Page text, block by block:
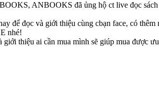
ANBOOKS đã ủng hộ ct live đọc
để đọc và giới thiệu cùng cbạn face, có
nhé!
giới thiệu ai cần mua mình sẽ giúp mua được